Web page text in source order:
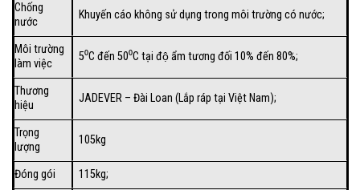
Chống
nước
Khuyến cáo không sử dụng trong môi trường có nước;
Môi trường
làm việc
5⁰C đến 50⁰C tại độ ẩm tương đối 10% đến 80%;
Thương
hiệu
JADEVER – Đài Loan (Lắp ráp tại Việt Nam);
Trọng
lượng
105kg
Đóng gói
115kg;